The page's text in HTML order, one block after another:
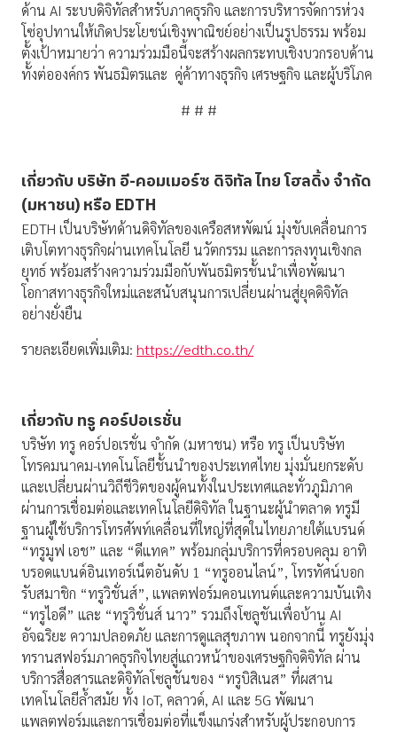
ด้าน AI ระบบดิจิทัลสำหรับภาคธุรกิจ และการบริหารจัดการห่วง
โซ่อุปทานให้เกิดประโยชน์เชิงพาณิชย์อย่างเป็นรูปธรรม พร้อม
ตั้งเป้าหมายว่า ความร่วมมือนี้จะสร้างผลกระทบเชิงบวกรอบด้าน
ทั้งต่อองค์กร พันธมิตรและ คู่ค้าทางธุรกิจ เศรษฐกิจ และผู้บริโภค
# # #
เกี่ยวกับ บริษัท อี-คอมเมอร์ซ ดิจิทัล ไทย โฮลดิ้ง จำกัด
(มหาชน) หรือ EDTH
EDTH เป็นบริษัทด้านดิจิทัลของเครือสหพัฒน์ มุ่งขับเคลื่อนการ
เติบโตทางธุรกิจผ่านเทคโนโลยี นวัตกรรม และการลงทุนเชิงกล
ยุทธ์ พร้อมสร้างความร่วมมือกับพันธมิตรชั้นนำเพื่อพัฒนา
โอกาสทางธุรกิจใหม่และสนับสนุนการเปลี่ยนผ่านสู่ยุคดิจิทัล
อย่างยั่งยืน
รายละเอียดเพิ่มเติม: https://edth.co.th/
เกี่ยวกับ ทรู คอร์ปอเรชั่น
บริษัท ทรู คอร์ปอเรชั่น จำกัด (มหาชน) หรือ ทรู เป็นบริษัท
โทรคมนาคม-เทคโนโลยีชั้นนำของประเทศไทย มุ่งมั่นยกระดับ
และเปลี่ยนผ่านวิถีชีวิตของผู้คนทั้งในประเทศและทั่วภูมิภาค
ผ่านการเชื่อมต่อและเทคโนโลยีดิจิทัล ในฐานะผู้นำตลาด ทรูมี
ฐานผู้ใช้บริการโทรศัพท์เคลื่อนที่ใหญ่ที่สุดในไทยภายใต้แบรนด์
“ทรูมูฟ เอช” และ “ดีแทค” พร้อมกลุ่มบริการที่ครอบคลุม อาทิ
บรอดแบนด์อินเทอร์เน็ตอันดับ 1 “ทรูออนไลน์”, โทรทัศน์บอก
รับสมาชิก “ทรูวิชั่นส์”, แพลตฟอร์มคอนเทนต์และความบันเทิง
“ทรูไอดี” และ “ทรูวิชั่นส์ นาว” รวมถึงโซลูชันเพื่อบ้าน AI
อัจฉริยะ ความปลอดภัย และการดูแลสุขภาพ นอกจากนี้ ทรูยังมุ่ง
ทรานสฟอร์มภาคธุรกิจไทยสู่แถวหน้าของเศรษฐกิจดิจิทัล ผ่าน
บริการสื่อสารและดิจิทัลโซลูชันของ “ทรูบิสิเนส” ที่ผสาน
เทคโนโลยีล้ำสมัย ทั้ง IoT, คลาวด์, AI และ 5G พัฒนา
แพลตฟอร์มและการเชื่อมต่อที่แข็งแกร่งสำหรับผู้ประกอบการ